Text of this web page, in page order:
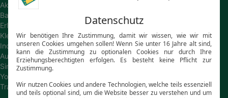
Aktivreisen
Bahn-
Erlebnisreisen
Kleingruppenreisen
Individualreisen
Autoreisen
Singlereisen
Young
Travel